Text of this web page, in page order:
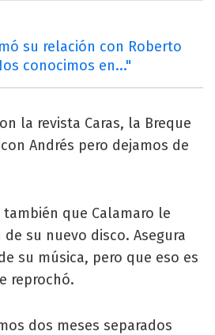
su relación con Roberto
conocimos en..."
la revista Caras, la Breque
Andrés pero dejamos de
que Calamaro le
su nuevo disco. Asegura
su música, pero que eso es
reprochó.
dos meses separados